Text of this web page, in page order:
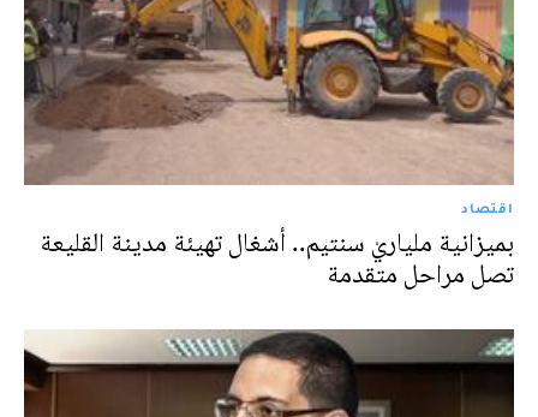
اقتصاد
بميزانية ملياريْ سنتيم.. أشغال تهيئة مدينة القليعة
تصل مراحل متقدمة